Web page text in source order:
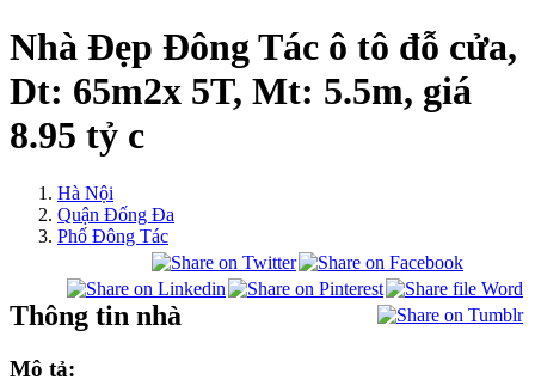
Nhà Đẹp Đông Tác ô tô đỗ cửa,
Dt: 65m2x 5T, Mt: 5.5m, giá
8.95 tỷ c
Hà Nội
Quận Đống Đa
Phố Đông Tác
Thông tin nhà
Mô tả: